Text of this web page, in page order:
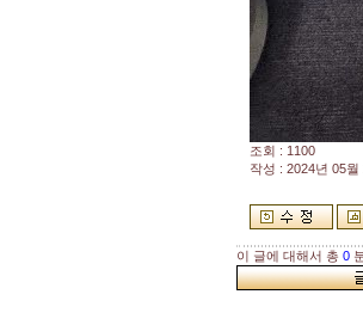
조회 : 1100
작성 : 2024년 05
이 글에 대해서 총 0